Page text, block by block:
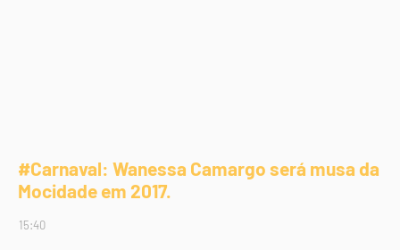
#Carnaval: Wanessa Camargo será musa da
Mocidade em 2017.
15:40